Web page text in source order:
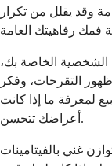
وقد يقلل من تكرار
الخاصة بك،
ظهور التقرحات، وفكر
لمعرفة ما إذا كانت
أعراضك تتحسن.
غني بالفيتامينات